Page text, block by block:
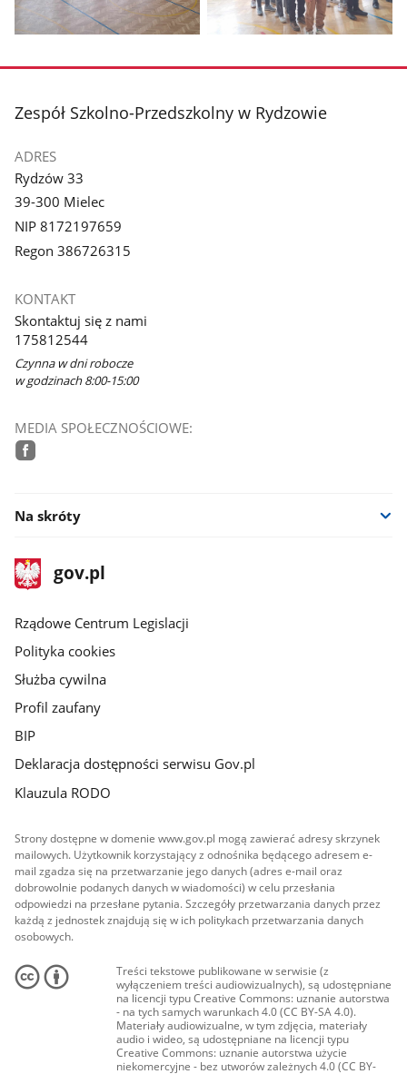
galerii.
galerii.
stopka
Zespół Szkolno-Przedszkolny w Rydzowie
ADRES
Rydzów 33
39-300 Mielec
NIP 8172197659
Regon 386726315
KONTAKT
Skontaktuj się z nami
175812544
Czynna w dni robocze
w godzinach 8:00-15:00
MEDIA SPOŁECZNOŚCIOWE:
Na skróty
stopka
gov.plStrona
gov.pl
Rządowe Centrum Legislacji
Polityka cookies
Służba cywilna
Profil zaufany
BIP
Deklaracja dostępności serwisu Gov.pl
Klauzula RODO
Strony dostępne w domenie www.gov.pl mogą zawierać adresy skrzynek
mailowych. Użytkownik korzystający z odnośnika będącego adresem e-
mail zgadza się na przetwarzanie jego danych (adres e-mail oraz
dobrowolnie podanych danych w wiadomości) w celu przesłania
odpowiedzi na przesłane pytania. Szczegóły przetwarzania danych przez
każdą z jednostek znajdują się w ich politykach przetwarzania danych
osobowych.
Treści tekstowe publikowane w serwisie (z
wyłączeniem treści audiowizualnych), są udostępniane
na licencji typu Creative Commons: uznanie autorstwa
- na tych samych warunkach 4.0 (CC BY-SA 4.0).
Materiały audiowizualne, w tym zdjęcia, materiały
audio i wideo, są udostępniane na licencji typu
Creative Commons: uznanie autorstwa użycie
niekomercyjne - bez utworów zależnych 4.0 (CC BY-